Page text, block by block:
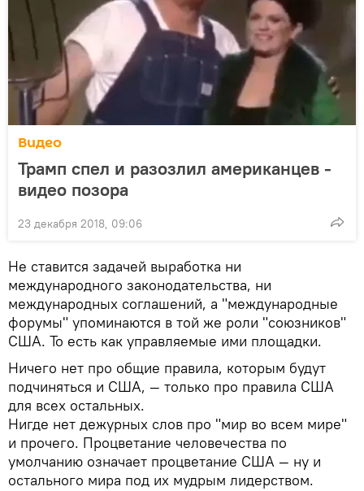
Видео
Трамп спел и разозлил американцев -
видео позора
23 декабря 2018, 09:06
Не ставится задачей выработка ни
международного законодательства, ни
международных соглашений, а "международные
форумы" упоминаются в той же роли "союзников"
США. То есть как управляемые ими площадки.
Ничего нет про общие правила, которым будут
подчиняться и США, — только про правила США
для всех остальных.
Нигде нет дежурных слов про "мир во всем мире"
и прочего. Процветание человечества по
умолчанию означает процветание США — ну и
остального мира под их мудрым лидерством.